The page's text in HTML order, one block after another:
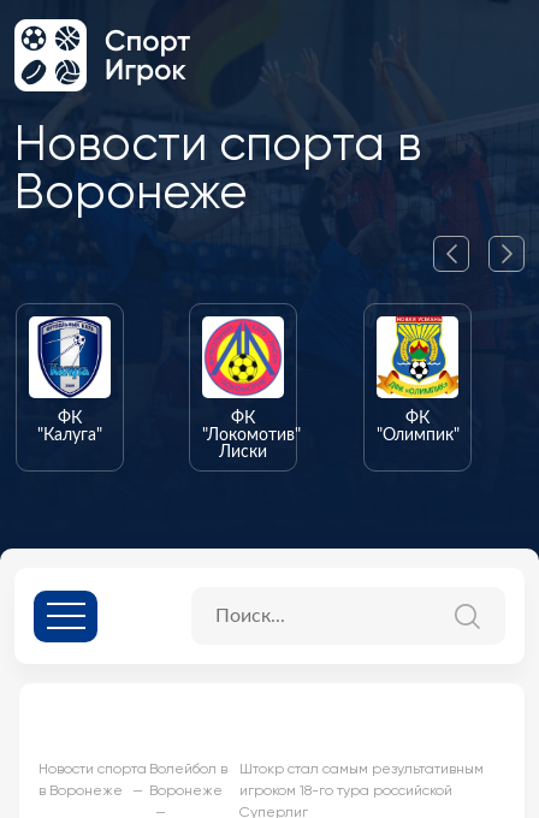
Новости спорта в
Воронеже
ФК
"Калуга"
ФК
"Локомотив"
Лиски
ФК
"Олимпик"
Новости спорта
в Воронеже
Волейбол в
Воронеже
Штокр стал самым результативным
игроком 18-го тура российской
Суперлиг